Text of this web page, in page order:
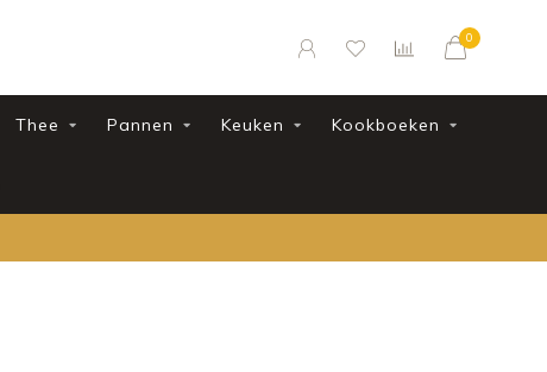
0
Thee Pannen Keuken Kookboeken